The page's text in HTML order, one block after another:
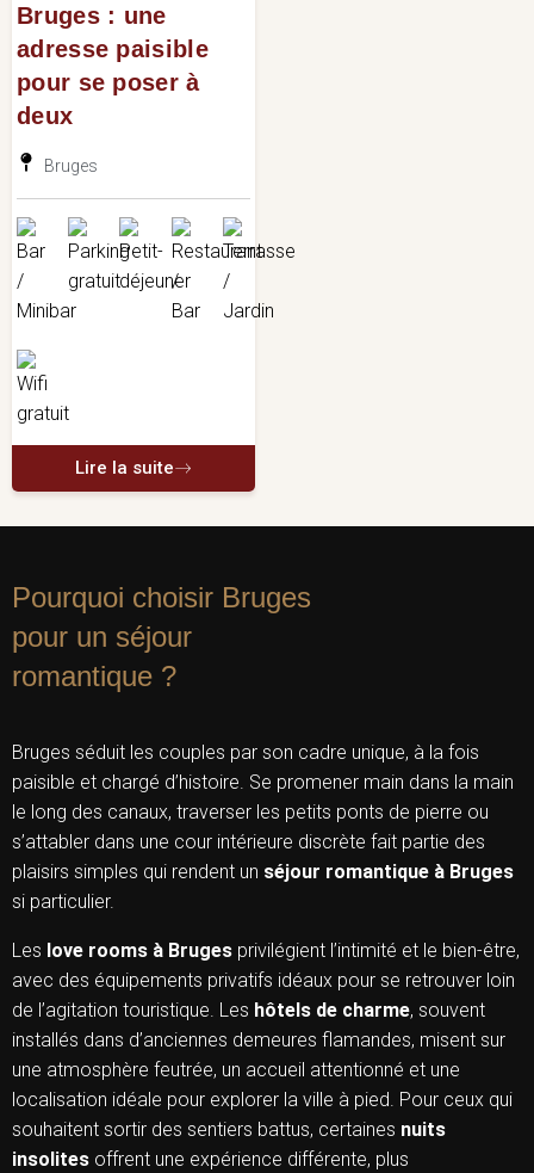
Bruges : une
adresse paisible
pour se poser à
deux
Bruges
Lire la suite
Pourquoi choisir Bruges
pour un séjour
romantique ?
Bruges séduit les couples par son cadre unique, à la fois
paisible et chargé d’histoire. Se promener main dans la main
le long des canaux, traverser les petits ponts de pierre ou
s’attabler dans une cour intérieure discrète fait partie des
plaisirs simples qui rendent un séjour romantique à Bruges
si particulier.
Les love rooms à Bruges privilégient l’intimité et le bien-être,
avec des équipements privatifs idéaux pour se retrouver loin
de l’agitation touristique. Les hôtels de charme, souvent
installés dans d’anciennes demeures flamandes, misent sur
une atmosphère feutrée, un accueil attentionné et une
localisation idéale pour explorer la ville à pied. Pour ceux qui
souhaitent sortir des sentiers battus, certaines nuits
insolites offrent une expérience différente, plus